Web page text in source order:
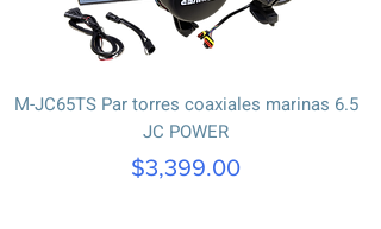
M-JC65TS Par torres coaxiales marinas 6.5
JC POWER
Precio
$3,399.00